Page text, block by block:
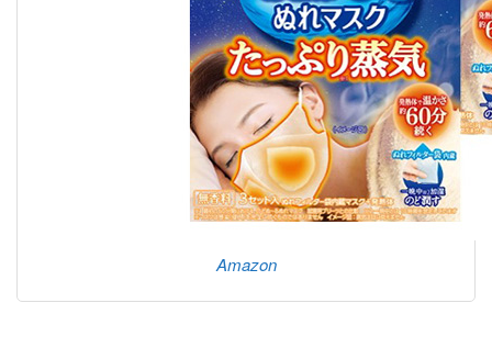
Amazon